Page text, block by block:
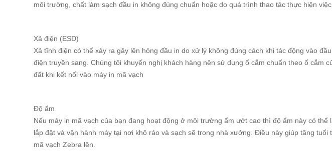
môi trường, chất làm sạch đầu in không đúng chuẩn hoặc do quá trình thao tác thực hiện việc
Xả điện (ESD)
Xả tĩnh điện có thể xảy ra gây lên hỏng đầu in do xử lý không đúng cách khi tác động vào
điện truyền sang. Chúng tôi khuyến nghị khách hàng nên sử dụng ổ cắm chuẩn theo ổ cắm
đất khi kết nối vào máy in mã vạch
Độ ẩm
Nếu máy in mã vạch của bạn đang hoạt động ở môi trường ẩm ướt cao thì độ ẩm này có
lắp đặt và vận hành máy tại nơi khô ráo và sạch sẽ trong nhà xưởng. Điều này giúp tăng
mã vạch Zebra lên.